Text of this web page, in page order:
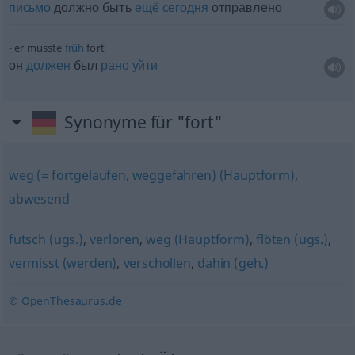
письмо должно быть ещё сегодня отправлено
er musste früh fort
ондолжен был рано уйти
Synonyme für "fort"
weg (= fortgelaufen, weggefahren) (Hauptform),
abwesend
futsch (ugs.),verloren,weg (Hauptform),flöten (ugs.),
vermisst (werden), verschollen, dahin (geh.)
© OpenThesaurus.de